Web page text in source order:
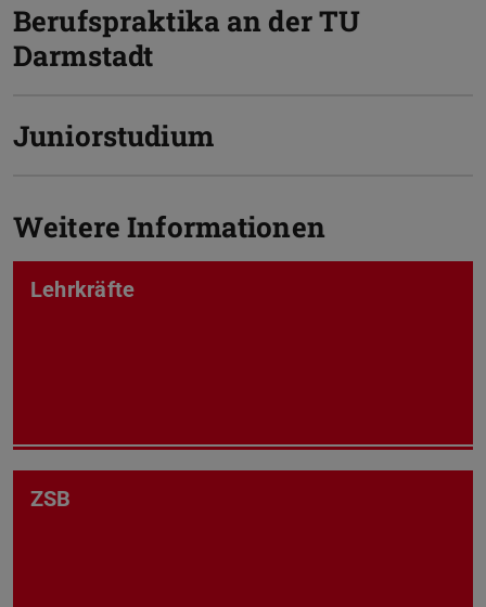
Berufspraktika an der TU
Darmstadt
Juniorstudium
Weitere Informationen
Lehrkräfte
ZSB